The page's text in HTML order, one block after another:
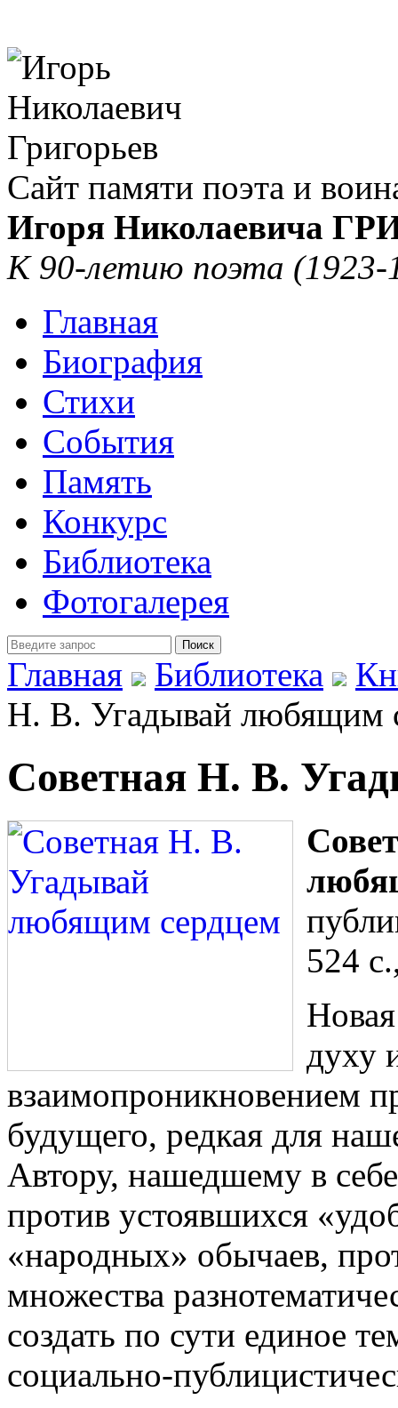
Сайт памяти поэта и
Игоря Николаевича
К 90-летию поэта (1923-
Главная
Биография
Стихи
События
Память
Конкурс
Библиотека
Фотогалерея
Главная
Библиотека
Н. В. Угадывай любящим
Советная Н. В.
524
духу
взаимопроникновением
будущего, редкая для
Автору, нашедшему в
против устоявшихся
«народных» обычаев,
множества
создать по сути единое
социально-